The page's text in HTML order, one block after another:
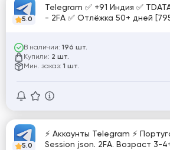
5.0
Telegram ✅ +91 Индия ✅
- 2FA ✅ Отлёжка 50+ дней
В наличии: 196 шт.
Купили: 2 шт.
Мин. заказ: 1 шт.
5.0
⚡️ Аккаунты Telegram ⚡️
Session json. 2FA. Возраст 3-